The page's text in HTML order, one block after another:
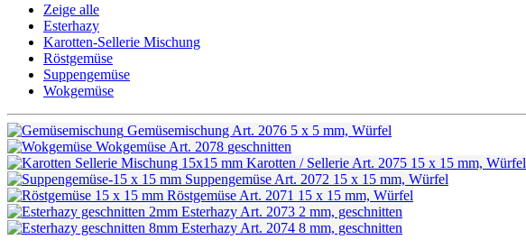
Zeige alle
Esterhazy
Karotten-Sellerie Mischung
Röstgemüse
Suppengemüse
Wokgemüse
Gemüsemischung Art. 2076 5 x 5 mm, Würfel
Wokgemüse Art. 2078 geschnitten
Karotten / Sellerie Art. 2075 15 x 15 mm, Würfel
Suppengemüse Art. 2072 15 x 15 mm, Würfel
Röstgemüse Art. 2071 15 x 15 mm, Würfel
Esterhazy Art. 2073 2 mm, geschnitten
Esterhazy Art. 2074 8 mm, geschnitten